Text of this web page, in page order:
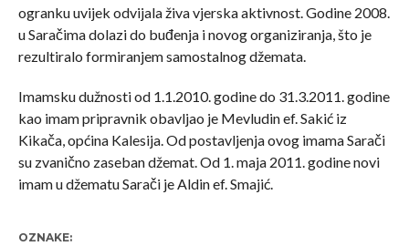
ogranku uvijek odvijala živa vjerska aktivnost. Godine 2008.
u Saračima dolazi do buđenja i novog organiziranja, što je
rezultiralo formiranjem samostalnog džemata.
Imamsku dužnosti od 1.1.2010. godine do 31.3.2011. godine
kao imam pripravnik obavljao je Mevludin ef. Sakić iz
Kikača, općina Kalesija. Od postavljenja ovog imama Sarači
su zvanično zaseban džemat. Od 1. maja 2011. godine novi
imam u džematu Sarači je Aldin ef. Smajić.
OZNAKE: